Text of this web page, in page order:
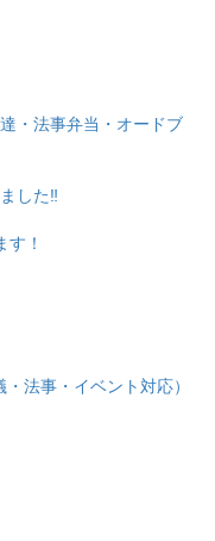
・法事弁当・オードブ
した‼
！
法事・イベント対応）